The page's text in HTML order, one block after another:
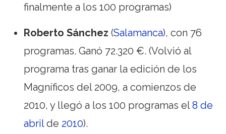
finalmente a los 100 programas)
Roberto Sánchez (Salamanca), con 76
programas. Ganó 72.320 €. (Volvió al
programa tras ganar la edición de los
Magníficos del 2009, a comienzos de
2010, y llegó a los 100 programas el8 de
abrilde 2010).